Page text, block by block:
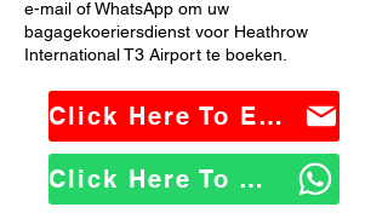
e-mail of WhatsApp om uw
bagagekoeriersdienst voor Heathrow
International T3 Airport te boeken.
Click Here To Email Us
Click Here To WhatsApp Us